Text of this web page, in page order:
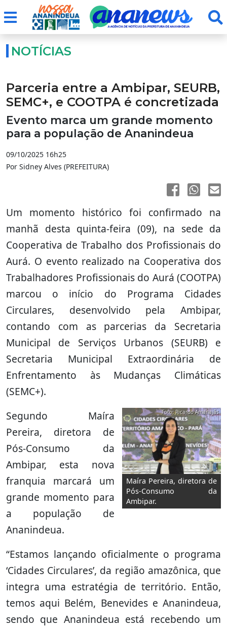
NOTÍCIAS
Parceria entre a Ambipar, SEURB,
SEMC+, e COOTPA é concretizada
Evento marca um grande momento
para a população de Ananindeua
09/10/2025 16h25
Por Sidney Alves (PREFEITURA)
Um momento histórico foi confirmado na
manhã desta quinta-feira (09), na sede da
Cooperativa de Trabalho dos Profissionais do
Aurá. O evento realizado na Cooperativa dos
Trabalhadores Profissionais do Aurá (COOTPA)
marcou o início do Programa Cidades
Circulares, desenvolvido pela Ambipar,
contando com as parcerias da Secretaria
Municipal de Serviços Urbanos (SEURB) e
Secretaria Municipal Extraordinária de
Enfrentamento às Mudanças Climáticas
(SEMC+).
Maíra Pereira, diretora de
Pós-Consumo da
Ambipar.
Foto: Ricardo Amanajás
Segundo Maíra
Pereira, diretora de
Pós-Consumo da
Ambipar, esta nova
franquia marcará um
grande momento para
a população de
Ananindeua.
“Estamos lançando oficialmente o programa
‘Cidades Circulares’, da região amazônica, que
integra uma estratégia de território. Então,
temos aqui Belém, Benevides e Ananindeua,
sendo que Ananindeua está recebendo um